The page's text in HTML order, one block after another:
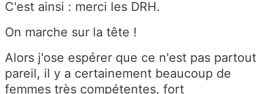
C'est ainsi : merci les DRH.
On marche sur la tête !
Alors j'ose espérer que ce n'est pas partout
pareil, il y a certainement beaucoup de
femmes très compétentes, fort